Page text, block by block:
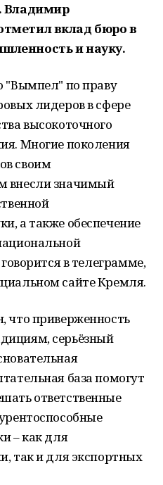
Владимир
вклад бюро в
и науку.
"Вымпел" по праву
лидеров в сфере
высокоточного
Многие поколения
своим
внесли значимый
а также обеспечение
в телеграмме,
сайте Кремля.
что приверженность
серьёзный
база помогут
ответственные
– как для
так и для экспортных